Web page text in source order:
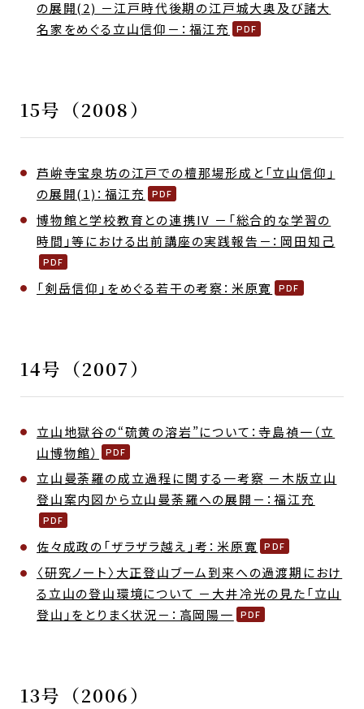
の展開(2) －江戸時代後期の江戸城大奥及び諸大
名家をめぐる立山信仰－：福江充
15号（2008）
芦峅寺宝泉坊の江戸での檀那場形成と「立山信仰」
の展開(1)：福江充
博物館と学校教育との連携IV －「総合的な学習の
時間」等における出前講座の実践報告－：岡田知己
「剣岳信仰」をめぐる若干の考察：米原寛
14号（2007）
立山地獄谷の“硫黄の溶岩”について：寺島禎一（立
山博物館）
立山曼荼羅の成立過程に関する一考察 －木版立山
登山案内図から立山曼荼羅への展開－：福江充
佐々成政の「ザラザラ越え」考：米原寛
〈研究ノート〉大正登山ブーム到来への過渡期におけ
る立山の登山環境について －大井冷光の見た「立山
登山」をとりまく状況－：高岡陽一
13号（2006）